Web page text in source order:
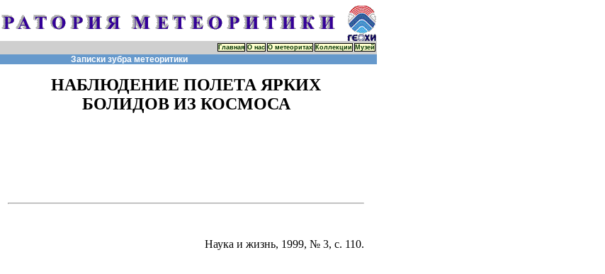
Главная О нас О метеоритах Коллекции Музей
Записки зубра метеоритики
НАБЛЮДЕНИЕ ПОЛЕТА ЯРКИХ
БОЛИДОВ ИЗ КОСМОСА
Наука и жизнь, 1999, № 3, с. 110.